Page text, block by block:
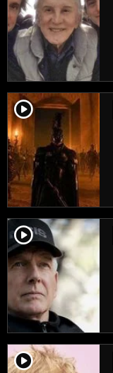
player2
player2
player2